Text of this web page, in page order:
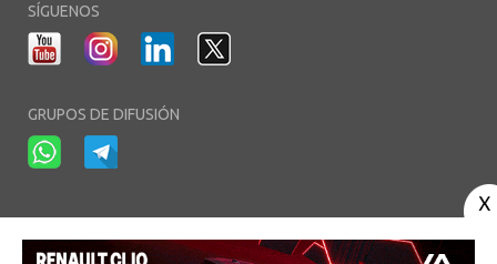
SÍGUENOS
GRUPOS DE DIFUSIÓN